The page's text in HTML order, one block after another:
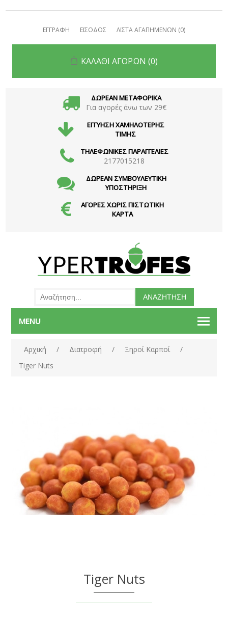
ΕΓΓΡΑΦΗ ΕΙΣΟΔΟΣ ΛΙΣΤΑ ΑΓΑΠΗΜΕΝΩΝ (0)
ΚΑΛΑΘΙ ΑΓΟΡΩΝ (0)
ΔΩΡΕΑΝ ΜΕΤΑΦΟΡΙΚΑ
Για αγορές άνω των 29€
ΕΓΓΥΗΣΗ ΧΑΜΗΛΟΤΕΡΗΣ
ΤΙΜΗΣ
ΤΗΛΕΦΩΝΙΚΕΣ ΠΑΡΑΓΓΕΛΙΕΣ
2177015218
ΔΩΡΕΑΝ ΣΥΜΒΟΥΛΕΥΤΙΚΗ
ΥΠΟΣΤΗΡΙΞΗ
ΑΓΟΡΕΣ ΧΩΡΙΣ ΠΙΣΤΩΤΙΚΗ
ΚΑΡΤΑ
MENU
Αρχική / Διατροφή / Ξηροί Καρποί
/
Tiger Nuts
Tiger Nuts